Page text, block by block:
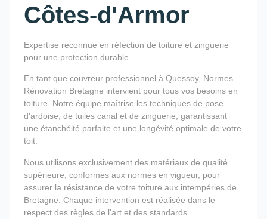
Côtes-d'Armor
Expertise reconnue en réfection de toiture et zinguerie
pour une protection durable
En tant que couvreur professionnel à Quessoy, Normes
Rénovation Bretagne intervient pour tous vos besoins en
toiture. Notre équipe maîtrise les techniques de pose
d'ardoise, de tuiles canal et de zinguerie, garantissant
une étanchéité parfaite et une longévité optimale de votre
toit.
Nous utilisons exclusivement des matériaux de qualité
supérieure, conformes aux normes en vigueur, pour
assurer la résistance de votre toiture aux intempéries de
Bretagne. Chaque intervention est réalisée dans le
respect des règles de l'art et des standards